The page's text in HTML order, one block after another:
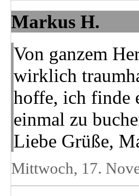
Markus H.
Von ganzem
wirklich
hoffe, ich finde
einmal zu
Liebe Grüße,
Mittwoch, 17.